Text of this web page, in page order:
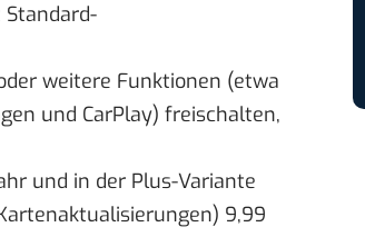
weitere Funktionen (etwa
und CarPlay) freischalten,
und in der Plus-Variante
9,99